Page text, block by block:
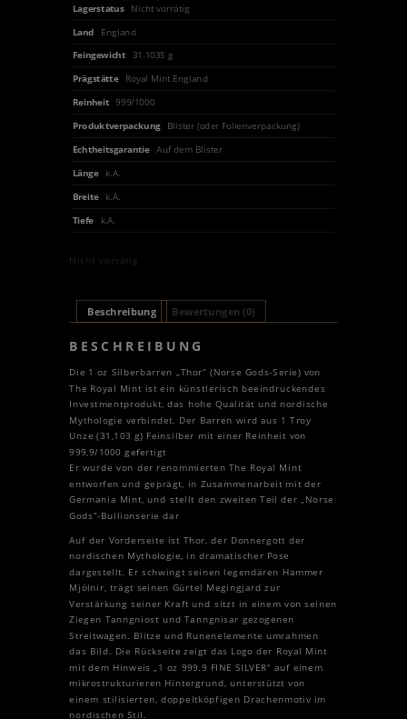
Lagerstatus Nicht vorrätig
Land
England
Feingewicht
31.1035 g
Prägstätte
Royal Mint England
Reinheit 999/1000
Produktverpackung
Blister (oder Folienverpackung)
Echtheitsgarantie Auf dem Blister
Länge
k.A.
Breite
k.A.
Tiefe
k.A.
Nicht vorrätig
Beschreibung Bewertungen (0)
BESCHREIBUNG
Die 1 oz Silberbarren „Thor“ (Norse Gods-Serie) von
The Royal Mint ist ein künstlerisch beeindruckendes
Investmentprodukt, das hohe Qualität und nordische
Mythologie verbindet. Der Barren wird aus 1 Troy
Unze (31,103 g) Feinsilber mit einer Reinheit von
999,9/1000 gefertigt
Er wurde von der renommierten The Royal Mint
entworfen und geprägt, in Zusammenarbeit mit der
Germania Mint, und stellt den zweiten Teil der „Norse
Gods“-Bullionserie dar
Auf der Vorderseite ist Thor, der Donnergott der
nordischen Mythologie, in dramatischer Pose
dargestellt. Er schwingt seinen legendären Hammer
Mjölnir, trägt seinen Gürtel Megingjard zur
Verstärkung seiner Kraft und sitzt in einem von seinen
Ziegen Tanngniost und Tanngnisar gezogenen
Streitwagen. Blitze und Runenelemente umrahmen
das Bild. Die Rückseite zeigt das Logo der Royal Mint
mit dem Hinweis „1 oz 999.9 FINE SILVER“ auf einem
mikrostrukturieren Hintergrund, unterstützt von
einem stilisierten, doppeltköpfigen Drachenmotiv im
nordischen Stil.